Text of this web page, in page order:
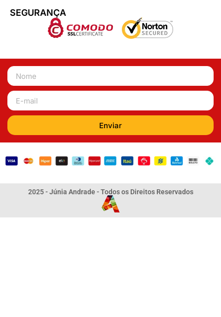
SEGURANÇA
Enviar
2025 - Júnia Andrade - Todos os Direitos Reservados